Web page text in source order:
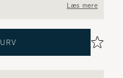
Læs mere